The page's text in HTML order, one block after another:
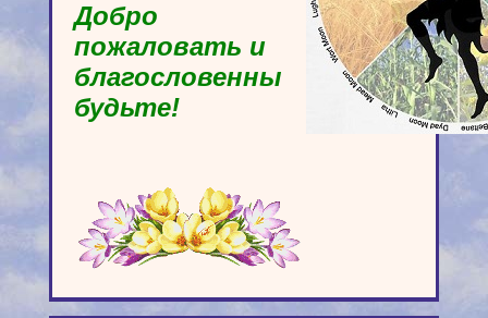
Добро
пожаловать и
благословенны
будьте!